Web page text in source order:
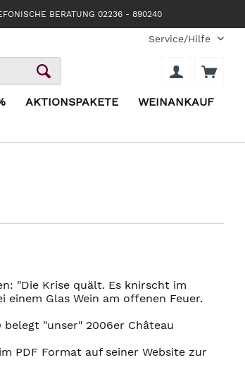
BERATUNG 02236 - 890240
Service/Hilfe
AKTIONSPAKETE WEINANKAUF
"Die Krise quält. Es knirscht im
Glas Wein am offenen Feuer.
"unser" 2006er Château
PDF Format auf seiner Website zur